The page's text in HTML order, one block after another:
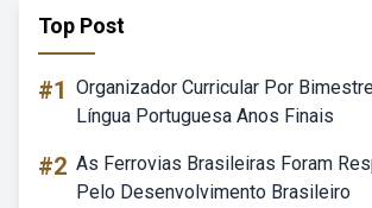
Top Post
#1 Organizador Curricular Por
Língua Portuguesa Anos Finais
#2 As Ferrovias Brasileiras Foram
Pelo Desenvolvimento Brasileiro